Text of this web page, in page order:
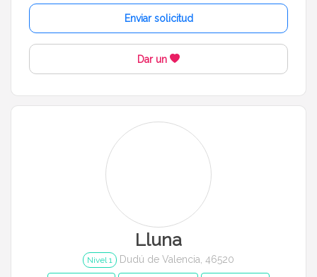
Enviar solicitud
Dar un
Lluna
Nivel 1 Dudú de Valencia, 46520